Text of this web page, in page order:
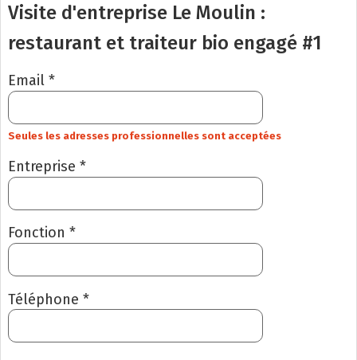
Visite d'entreprise Le Moulin :
restaurant et traiteur bio engagé #1
Email *
Seules les adresses professionnelles sont acceptées
Entreprise *
Fonction *
Téléphone *